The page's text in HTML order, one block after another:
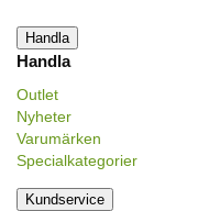
Handla
Handla
Outlet
Nyheter
Varumärken
Specialkategorier
Kundservice